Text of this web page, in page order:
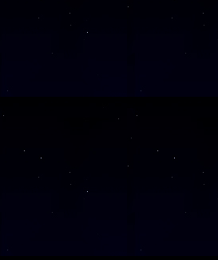
Diese
SAMSTAG